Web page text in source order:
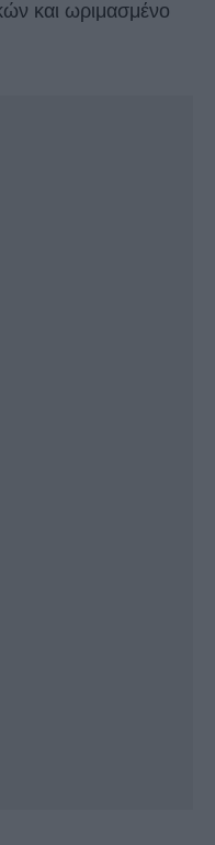
και ωριμασμένο